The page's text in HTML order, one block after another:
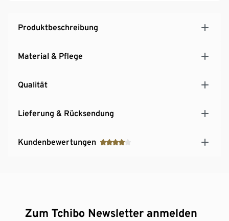
Produktbeschreibung
Material & Pflege
Qualität
Lieferung & Rücksendung
Kundenbewertungen
Zum Tchibo Newsletter anmelden